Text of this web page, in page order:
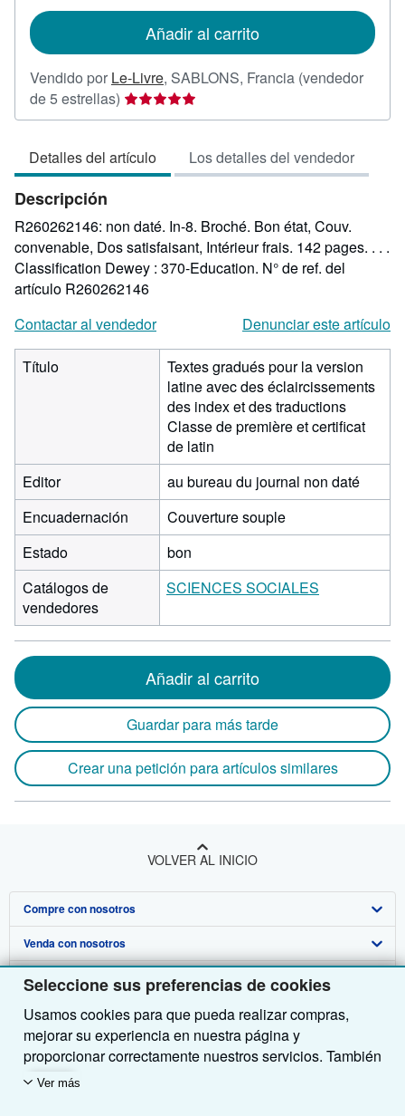
Seleccione sus preferencias de cookies
Usamos cookies para que pueda realizar compras,
mejorar su experiencia en nuestra página y
proporcionar correctamente nuestros servicios. También
utilizamos cookies para comprender el modo en que los
Ver más
envío
Añadir al carrito
Vendido por Le-Livre, SABLONS, Francia (vendedor
de 5 estrellas) Calificación
del
5
de
estrellas
Detalles del artículo Los detalles del vendedor
Descripción
R260262146: non daté. In-8. Broché. Bon état, Couv.
convenable, Dos satisfaisant, Intérieur frais. 142 pages. . . .
Classification Dewey : 370-Education. N° de ref. del
artículo R260262146
Contactar al vendedor
Denunciar este artículo
Título
Textes gradués pour la version
latine avec des éclaircissements
des index et des traductions
Classe de première et certificat
de latin
Editor
au bureau du journal non daté
Encuadernación
Couverture souple
Estado
bon
Catálogos de
vendedores
SCIENCES SOCIALES
Añadir al carrito
Guardar para más tarde
Crear una petición para artículos similares
VOLVER AL INICIO
Compre con nosotros
Búsqueda avanzada
Colecciones
Mi cuenta
Mis pedidos
Ver carrito
Venda con nosotros
Comenzar a vender
Únase a nuestro programa de afiliados
Recomiende un vendedor
Sobre nosotros
Sobre IberLibro
Medios
Empleo
Obtener Ayuda
Preguntas frecuentes y guías
Atención al Cliente
Otras compañías de AbeBooks
AbeBooks.com
Siga a IberLibro